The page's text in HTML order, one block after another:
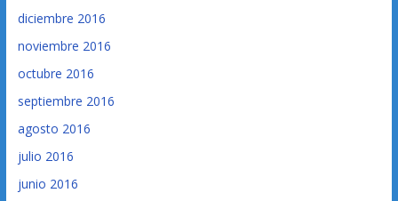
diciembre 2016
noviembre 2016
octubre 2016
septiembre 2016
agosto 2016
julio 2016
junio 2016